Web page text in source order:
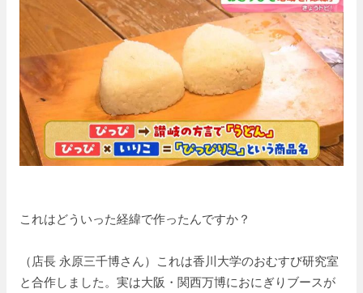
これはどういった経緯で作ったんですか？
（店長 永原三千博さん）これは香川大学のおむすび研究室
と合作しました。実は大阪・関西万博におにぎりブースが